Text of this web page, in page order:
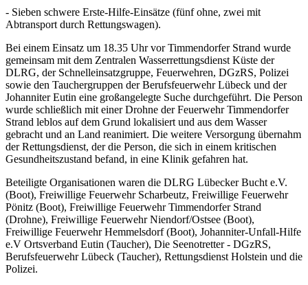
- Sieben schwere Erste-Hilfe-Einsätze (fünf ohne, zwei mit
Abtransport durch Rettungswagen).
Bei einem Einsatz um 18.35 Uhr vor Timmendorfer Strand wurde
gemeinsam mit dem Zentralen Wasserrettungsdienst Küste der
DLRG, der Schnelleinsatzgruppe, Feuerwehren, DGzRS, Polizei
sowie den Tauchergruppen der Berufsfeuerwehr Lübeck und der
Johanniter Eutin eine großangelegte Suche durchgeführt. Die Person
wurde schließlich mit einer Drohne der Feuerwehr Timmendorfer
Strand leblos auf dem Grund lokalisiert und aus dem Wasser
gebracht und an Land reanimiert. Die weitere Versorgung übernahm
der Rettungsdienst, der die Person, die sich in einem kritischen
Gesundheitszustand befand, in eine Klinik gefahren hat.
Beteiligte Organisationen waren die DLRG Lübecker Bucht e.V.
(Boot), Freiwillige Feuerwehr Scharbeutz, Freiwillige Feuerwehr
Pönitz (Boot), Freiwillige Feuerwehr Timmendorfer Strand
(Drohne), Freiwillige Feuerwehr Niendorf/Ostsee (Boot),
Freiwillige Feuerwehr Hemmelsdorf (Boot), Johanniter-Unfall-Hilfe
e.V Ortsverband Eutin (Taucher), Die Seenotretter - DGzRS,
Berufsfeuerwehr Lübeck (Taucher), Rettungsdienst Holstein und die
Polizei.